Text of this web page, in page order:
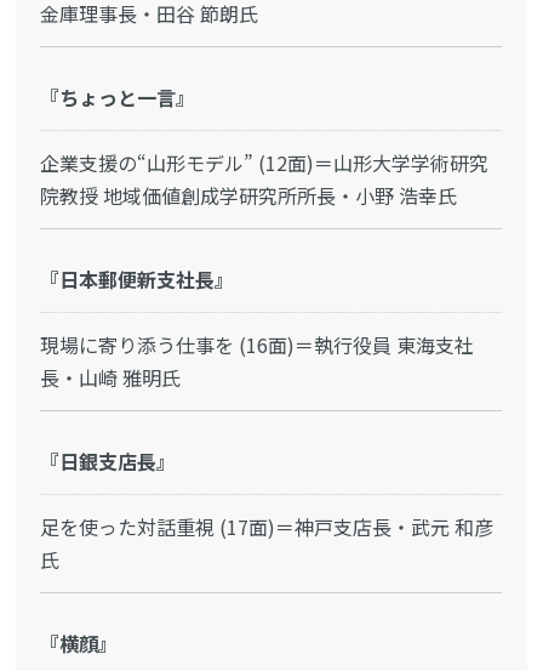
金庫理事長・田谷 節朗氏
『ちょっと一言』
企業支援の“山形モデル” (12面)＝山形大学学術研究
院教授 地域価値創成学研究所所長・小野 浩幸氏
『日本郵便新支社長』
現場に寄り添う仕事を (16面)＝執行役員 東海支社
長・山崎 雅明氏
『日銀支店長』
足を使った対話重視 (17面)＝神戸支店長・武元 和彦
氏
『横顔』